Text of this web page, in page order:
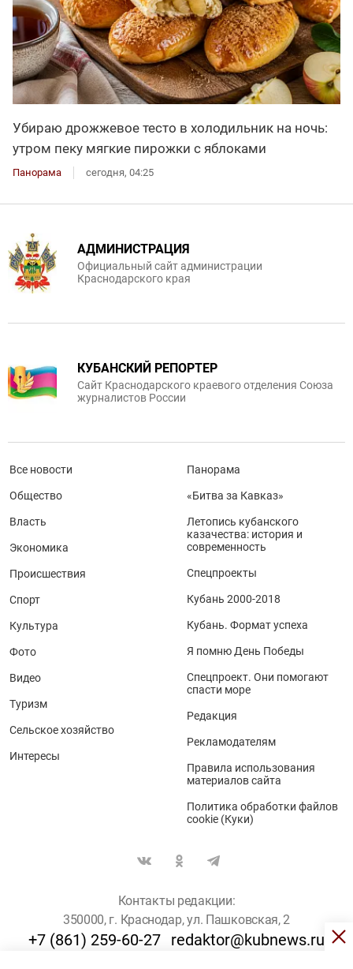
Убираю дрожжевое тесто в холодильник на ночь:
утром пеку мягкие пирожки с яблоками
Панорама сегодня, 04:25
АДМИНИСТРАЦИЯ
Официальный сайт администрации
Краснодарского края
КУБАНСКИЙ РЕПОРТЕР
Сайт Краснодарского краевого отделения Союза
журналистов России
Все новости
Общество
Власть
Экономика
Происшествия
Спорт
Культура
Фото
Видео
Туризм
Сельское хозяйство
Интересы
Панорама
«Битва за Кавказ»
Летопись кубанского
казачества: история и
современность
Спецпроекты
Кубань 2000-2018
Кубань. Формат успеха
Я помню День Победы
Спецпроект. Они помогают
спасти море
Редакция
Рекламодателям
Правила использования
материалов сайта
Политика обработки файлов
cookie (Куки)
Контакты редакции:
350000, г. Краснодар, ул. Пашковская, 2
+7 (861) 259-60-27 redaktor@kubnews.ru